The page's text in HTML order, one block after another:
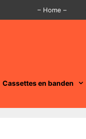
– Home –
Cassettes en banden